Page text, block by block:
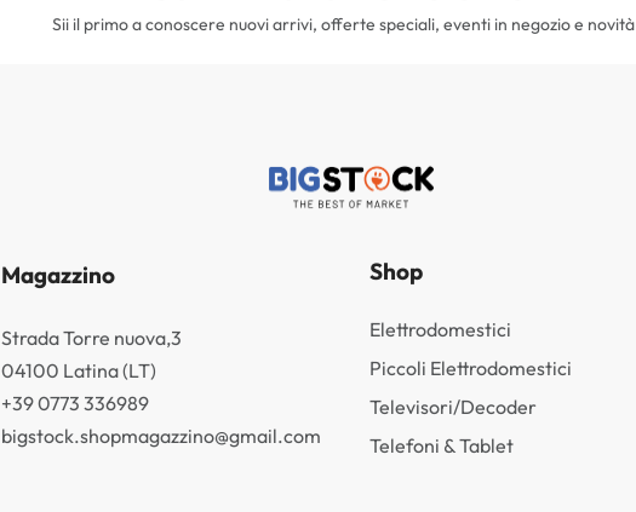
Sii il primo a conoscere nuovi arrivi, offerte speciali, eventi in negozio e novità
Magazzino
Strada Torre nuova,3
04100 Latina (LT)
+39 0773 336989
bigstock.shopmagazzino@gmail.com
Shop
Elettrodomestici
Piccoli Elettrodomestici
Televisori/Decoder
Telefoni & Tablet